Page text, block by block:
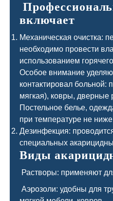
включает
Механическая очистка:
необходимо провести
использованием
Особое внимание
контактировал больной:
мягкая), ковры, дверные
Постельное белье,
при температуре не
Дезинфекция:
специальных
Виды
Растворы: применяют
Аэрозоли: удобны для